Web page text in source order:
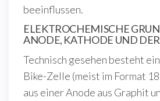
beeinflussen.
ELEKTROCHEMISCHE
ANODE, KATHODE UND
Technisch gesehen besteht
Bike-Zelle (meist im Format
aus einer Anode aus Graphit